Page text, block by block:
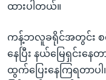
ထားပါတယ်။
ကန့်ဘလူခရိုင်အတွင်း စ
နေပြီး နယ်မြေရှင်းနေ
ထွက်ပြေးနေကြရတာပ